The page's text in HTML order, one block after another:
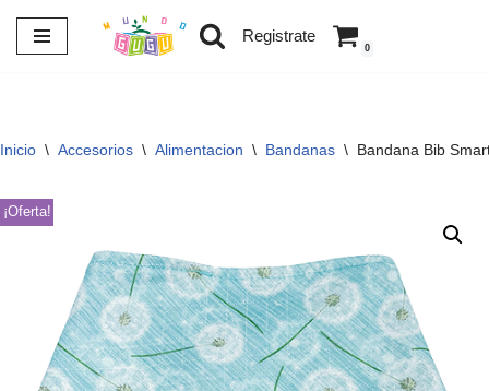
Saltar
Registrate
0
Inicio \ Accesorios \ Alimentacion \ Bandanas \ Bandana Bib
¡Oferta!